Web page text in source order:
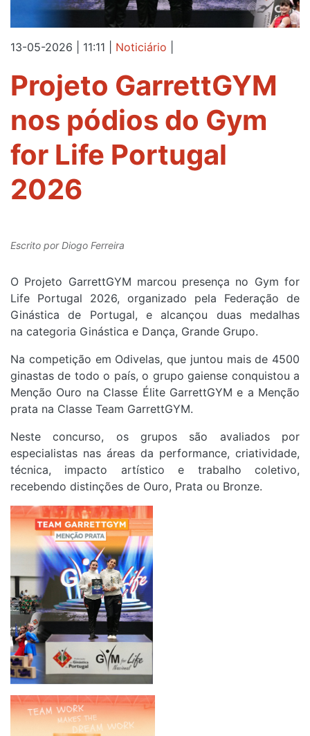
13-05-2026 | 11:11 Noticiário
Projeto GarrettGYM
nos pódios do Gym
for Life Portugal
2026
Escrito porDiogo Ferreira
O Projeto GarrettGYM marcou presença no Gym for
Life Portugal 2026, organizado pela Federação de
Ginástica de Portugal, e alcançou duas medalhas
na categoria Ginástica e Dança, Grande Grupo.
Na competição em Odivelas, que juntou mais de 4500
ginastas de todo o país, o grupo gaiense conquistou a
Menção Ouro na Classe Élite GarrettGYM e a Menção
prata na Classe Team GarrettGYM.
Neste concurso, os grupos são avaliados por
especialistas nas áreas da performance, criatividade,
técnica, impacto artístico e trabalho coletivo,
recebendo distinções de Ouro, Prata ou Bronze.